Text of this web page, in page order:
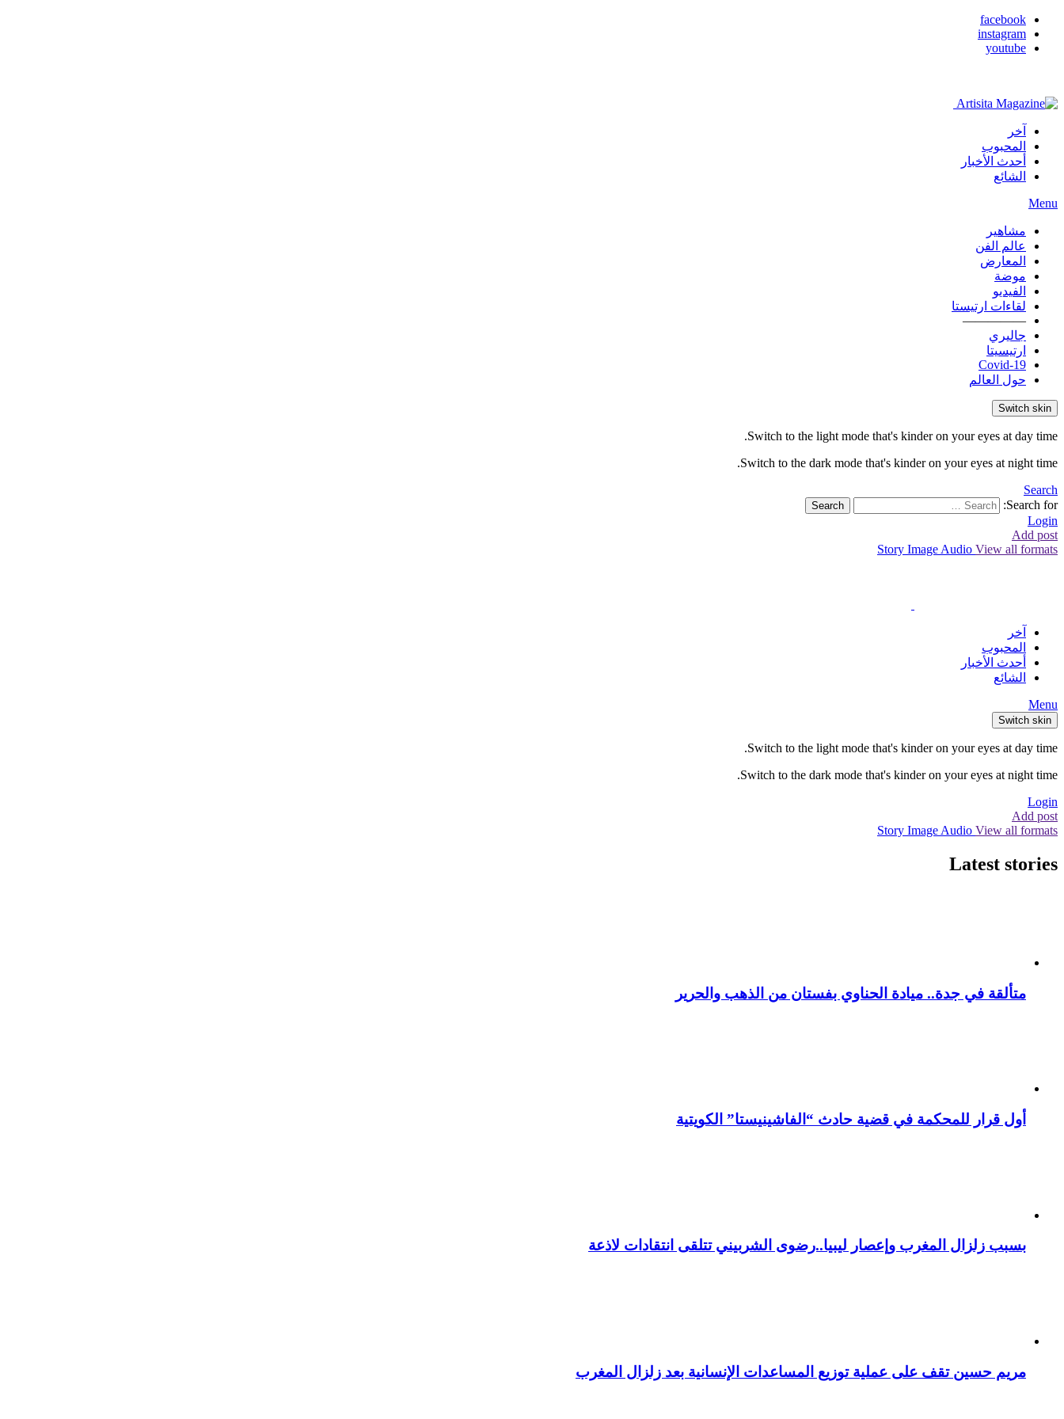
facebook
instagram
youtube
آخر
المحبوب
أحدث الأخبار
الشائع
Menu
مشاهير
عالم الفن
المعارض
موضة
الفيديو
لقاءات ارتيستا
—————
جاليري
ارتيسيتا
Covid-19
حول العالم
Switch skin
Switch to the light mode that's kinder on your eyes at day time.
Switch to the dark mode that's kinder on your eyes at night time.
Search
Search for:
Search
Login
Add post
Story Image Audio View all formats
آخر
المحبوب
أحدث الأخبار
الشائع
Menu
Switch skin
Switch to the light mode that's kinder on your eyes at day time.
Switch to the dark mode that's kinder on your eyes at night time.
Login
Add post
Story Image Audio View all formats
Latest stories
متألقة في جدة.. ميادة الحناوي بفستان من الذهب والحرير
أول قرار للمحكمة في قضية حادث “الفاشينيستا” الكويتية
بسبب زلزال المغرب وإعصار ليبيا..رضوى الشربيني تتلقى انتقادات لاذعة
مريم حسين تقف على عملية توزيع المساعدات الإنسانية بعد زلزال المغرب